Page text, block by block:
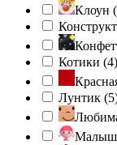
Клоун (
Котики (4)
Лунтик (5